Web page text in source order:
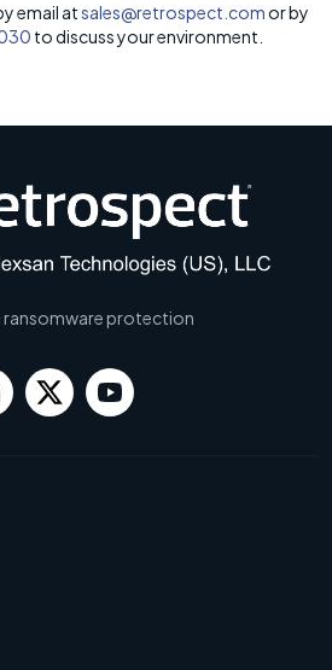
email atsales@retrospect.com or by
to discuss your environment.
ransomware protection